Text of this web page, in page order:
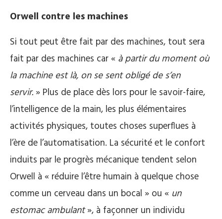
Orwell contre les machines
Si tout peut être fait par des machines, tout sera
fait par des machines car « à partir du moment où
la machine est là, on se sent obligé de s’en
servir. » Plus de place dès lors pour le savoir-faire,
l’intelligence de la main, les plus élémentaires
activités physiques, toutes choses superflues à
l’ère de l’automatisation. La sécurité et le confort
induits par le progrès mécanique tendent selon
Orwell à « réduire l’être humain à quelque chose
comme un cerveau dans un bocal » ou « un
estomac ambulant», à façonner un individu